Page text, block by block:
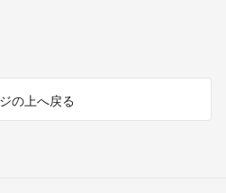
の上へ戻る